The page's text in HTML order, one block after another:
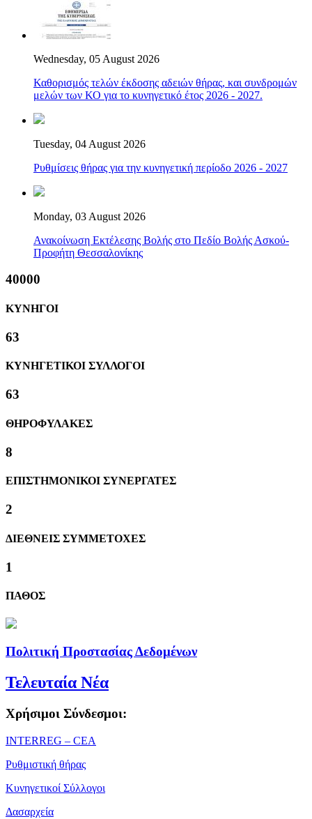
Wednesday, 05 August 2026
Καθορισμός τελών έκδοσης αδειών θήρας, και συνδρομών
μελών των ΚΟ για το κυνηγετικό έτος 2026 - 2027.
Tuesday, 04 August 2026
Ρυθμίσεις θήρας για την κυνηγετική περίοδο 2026 - 2027
Monday, 03 August 2026
Ανακοίνωση Εκτέλεσης Βολής στο Πεδίο Βολής Ασκού-
Προφήτη Θεσσαλονίκης
40000
ΚΥΝΗΓΟΙ
63
ΚΥΝΗΓΕΤΙΚΟΙ ΣΥΛΛΟΓΟΙ
63
ΘΗΡΟΦΥΛΑΚΕΣ
8
ΕΠΙΣΤΗΜΟΝΙΚΟΙ ΣΥΝΕΡΓΑΤΕΣ
2
ΔΙΕΘΝΕΙΣ ΣΥΜΜΕΤΟΧΕΣ
1
ΠΑΘΟΣ
Πολιτική Προστασίας Δεδομένων
Τελευταία Νέα
Χρήσιμοι Σύνδεσμοι:
ΙΝΤΕRREG – CEA
Ρυθμιστική θήρας
Κυνηγετικοί Σύλλογοι
Δασαρχεία